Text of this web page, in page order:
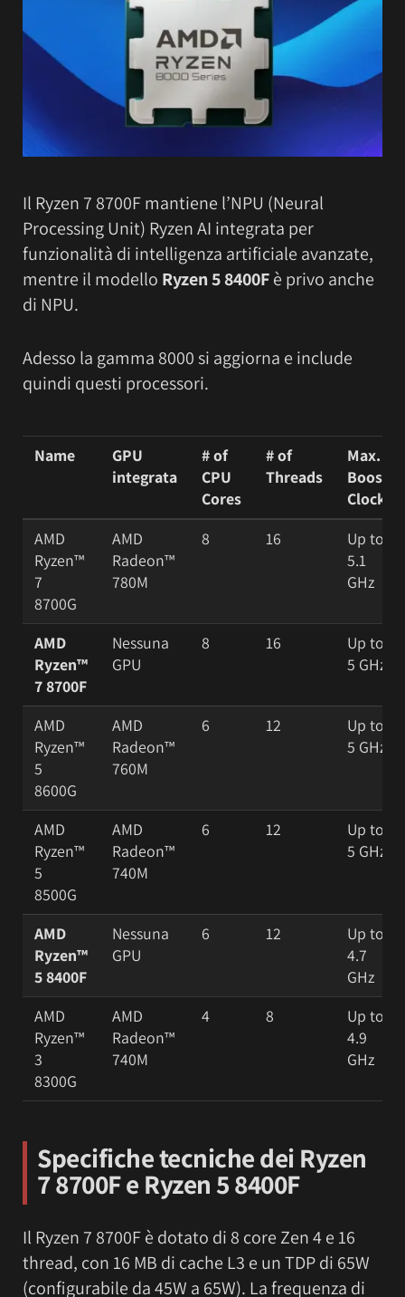
Il Ryzen 7 8700F mantiene l’NPU (Neural
Processing Unit) Ryzen AI integrata per
funzionalità di intelligenza artificiale avanzate,
mentre il modello Ryzen 5 8400Fè privo anche
di NPU.
Adesso la gamma 8000 si aggiorna e include
quindi questi processori.
Name
GPU
integrata
# of
CPU
Cores
# of
Threads
Max.
Boost
Clock
AMD
Ryzen™
7
8700G
AMD
Radeon™
780M
8 16
Up to
5.1
GHz
AMD
Ryzen™
7 8700F
Nessuna
GPU
8 16
Up to
5 GHz
AMD
Ryzen™
5
8600G
AMD
Radeon™
760M
6 12
Up to
5 GHz
AMD
Ryzen™
5
8500G
AMD
Radeon™
740M
6 12
Up to
5 GHz
AMD
Ryzen™
5 8400F
Nessuna
GPU
6 12
Up to
4.7
GHz
AMD
Ryzen™
3
8300G
AMD
Radeon™
740M
4 8
Up to
4.9
GHz
Specifiche tecniche dei Ryzen
7 8700F e Ryzen 5 8400F
Il Ryzen 7 8700F è dotato di 8 core Zen 4 e 16
thread, con 16 MB di cache L3 e un TDP di 65W
(configurabile da 45W a 65W). La frequenza di